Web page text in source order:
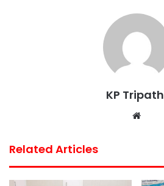
KP
Related Articles